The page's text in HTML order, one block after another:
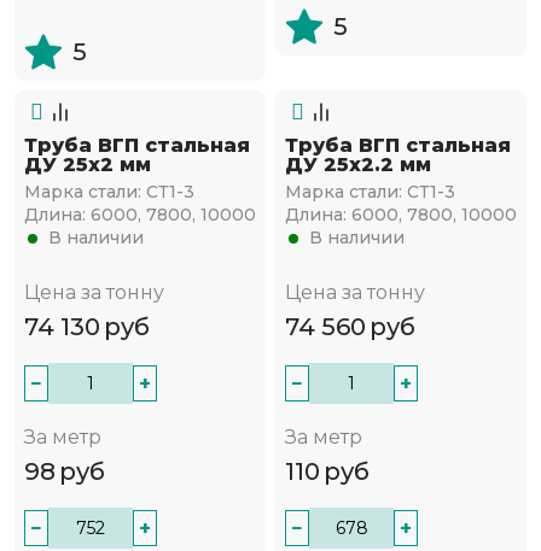
5
5
Труба ВГП стальная
ДУ 25х2 мм
Марка стали: СТ1-3
Длина: 6000, 7800, 10000
В наличии
Цена за тонну
74 130 руб
− +
За метр
98 руб
− +
Труба ВГП стальная
ДУ 25х2.2 мм
Марка стали: СТ1-3
Длина: 6000, 7800, 10000
В наличии
Цена за тонну
74 560 руб
− +
За метр
110 руб
− +